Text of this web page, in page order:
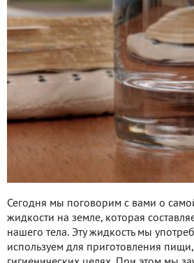
Сегодня мы поговорим с вами о
жидкости на земле, которая
нашего тела. Эту жидкость мы
используем для приготовления